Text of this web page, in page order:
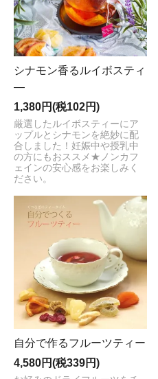
シナモン香るルイボスティ
―
1,380円(税102円)
厳選したルイボスティーにア
ップルとシナモンを絶妙に配
合しました！妊娠中や授乳中
の方にもおススメ★ノンカフ
ェインの安心感をお楽しみく
ださい。
自分で作るフルーツティー
4,580円(税339円)